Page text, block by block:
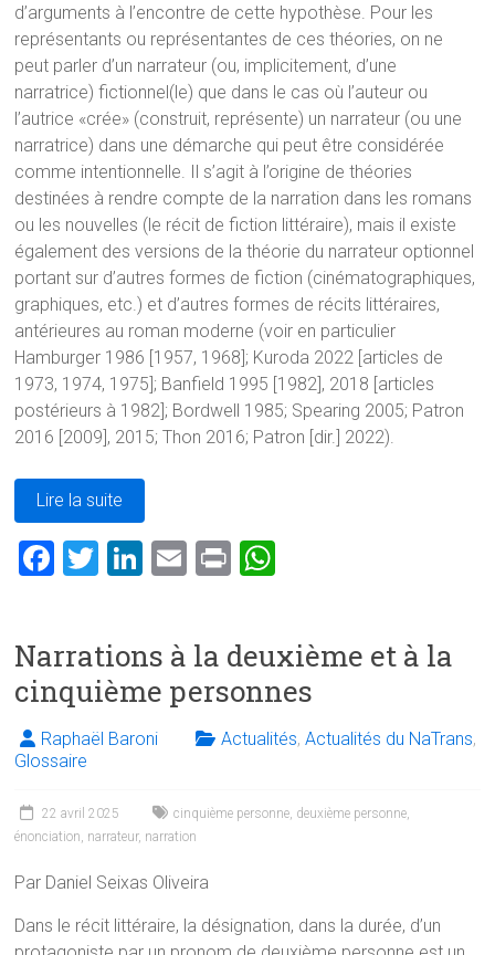
d’arguments à l’encontre de cette hypothèse. Pour les
représentants ou représentantes de ces théories, on ne
peut parler d’un narrateur (ou, implicitement, d’une
narratrice) fictionnel(le) que dans le cas où l’auteur ou
l’autrice «crée» (construit, représente) un narrateur (ou une
narratrice) dans une démarche qui peut être considérée
comme intentionnelle. Il s’agit à l’origine de théories
destinées à rendre compte de la narration dans les romans
ou les nouvelles (le récit de fiction littéraire), mais il existe
également des versions de la théorie du narrateur optionnel
portant sur d’autres formes de fiction (cinématographiques,
graphiques, etc.) et d’autres formes de récits littéraires,
antérieures au roman moderne (voir en particulier
Hamburger 1986 [1957, 1968]; Kuroda 2022 [articles de
1973, 1974, 1975]; Banfield 1995 [1982], 2018 [articles
postérieurs à 1982]; Bordwell 1985; Spearing 2005; Patron
2016 [2009], 2015; Thon 2016; Patron [dir.] 2022).
Lire la suite
F
b
o
ok
T
er
Li
dI
n
E
l
Pr
s
A
p
Narrations à la deuxième et à la
cinquième personnes
Raphaël Baroni Actualités,Actualités du NaTrans,
Glossaire
22 avril 2025 cinquième personne, deuxième personne,
énonciation, narrateur, narration
Par Daniel Seixas Oliveira
Dans le récit littéraire, la désignation, dans la durée, d’un